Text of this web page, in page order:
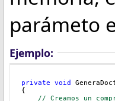
parámeto
Ejemplo:
private void
{
// Creamos un